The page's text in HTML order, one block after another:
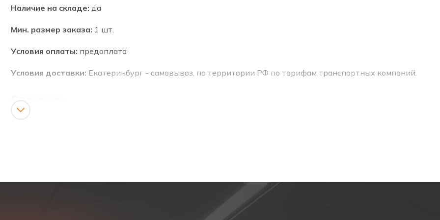
Наличие на складе: да
Мин. размер заказа: 1 шт.
Условия оплаты: предоплата
Условия доставки: Екатеринбург - самовывоз, по территории РФ по тарифам транспортных компаний.
Резервным источником питания в данной модели светильника служит никель-кадмиевый аккумулятор.
минут. Аккумулятор заряжается до 24 часов. Наличие специальных индикаторов позволяет следить за